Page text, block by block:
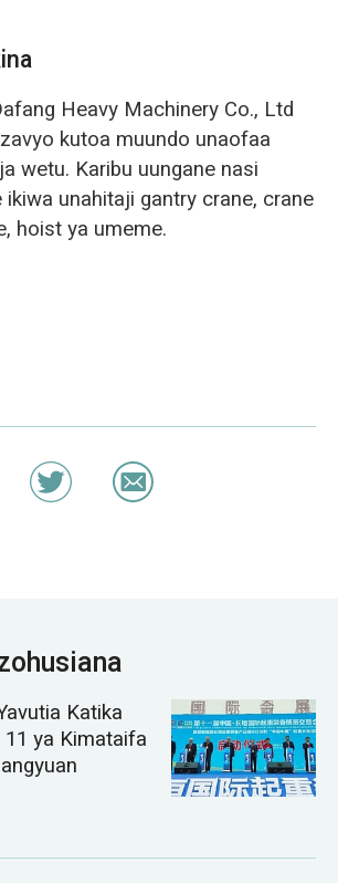
Heavy Machinery Co., Ltd
kutoa muundo unaofaa
wetu. Karibu uungane nasi
unahitaji gantry crane, crane
hoist ya umeme.
Katika
ya Kimataifa